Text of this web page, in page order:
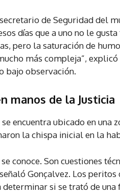
de Seguridad del
días que a uno no le
pero la saturación de
más compleja”,
bajo observación.
manos de la Justicia
encuentra ubicado en una
la chispa inicial en la
se conoce. Son cuestiones
Gonçalvez. Los
si se trató de